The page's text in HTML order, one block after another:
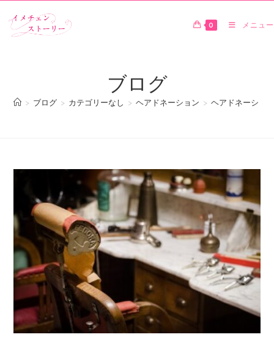
0 メニュー
ブログ
> ブログ > カテゴリーなし > ヘアドネーション > ヘアドネーショ